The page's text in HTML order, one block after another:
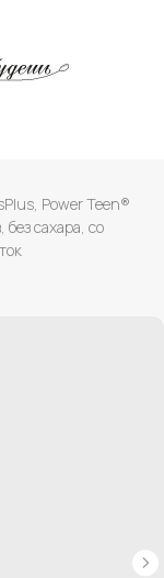
Power Teen®
сахара, со